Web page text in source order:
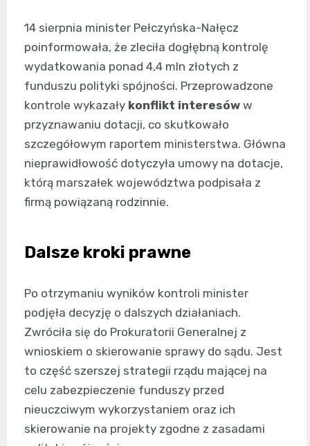
14 sierpnia minister Pełczyńska-Nałęcz
poinformowała, że zleciła dogłębną kontrolę
wydatkowania ponad 4,4 mln złotych z
funduszu polityki spójności. Przeprowadzone
kontrole wykazały konflikt interesów w
przyznawaniu dotacji, co skutkowało
szczegółowym raportem ministerstwa. Główna
nieprawidłowość dotyczyła umowy na dotacje,
którą marszałek województwa podpisała z
firmą powiązaną rodzinnie.
Dalsze kroki prawne
Po otrzymaniu wyników kontroli minister
podjęła decyzję o dalszych działaniach.
Zwróciła się do Prokuratorii Generalnej z
wnioskiem o skierowanie sprawy do sądu. Jest
to część szerszej strategii rządu mającej na
celu zabezpieczenie funduszy przed
nieuczciwym wykorzystaniem oraz ich
skierowanie na projekty zgodne z zasadami